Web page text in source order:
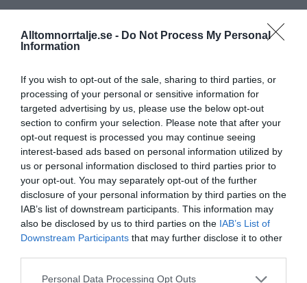
Alltomnorrtalje.se - Do Not Process My Personal
Information
If you wish to opt-out of the sale, sharing to third parties, or
processing of your personal or sensitive information for
targeted advertising by us, please use the below opt-out
section to confirm your selection. Please note that after your
opt-out request is processed you may continue seeing
interest-based ads based on personal information utilized by
us or personal information disclosed to third parties prior to
your opt-out. You may separately opt-out of the further
disclosure of your personal information by third parties on the
IAB’s list of downstream participants. This information may
also be disclosed by us to third parties on the IAB’s List of
Downstream Participants that may further disclose it to other
Personal Data Processing Opt Outs